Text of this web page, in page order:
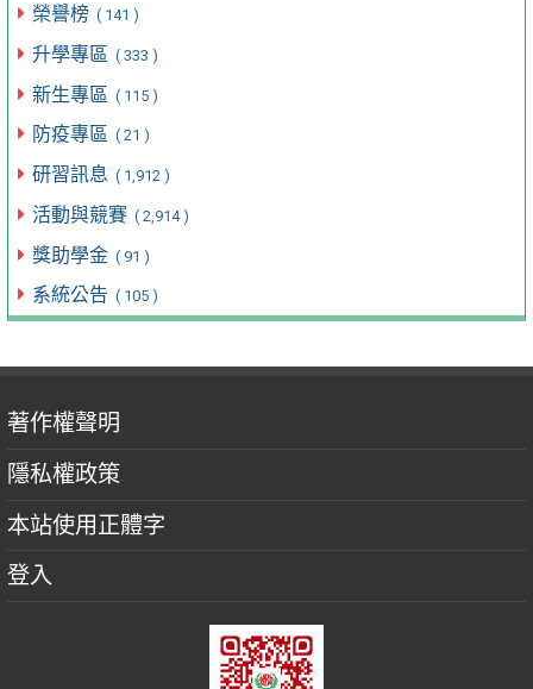
榮譽榜 ( 141 )
升學專區 ( 333 )
新生專區 ( 115 )
防疫專區 ( 21 )
研習訊息 ( 1,912 )
活動與競賽 ( 2,914 )
獎助學金 ( 91 )
系統公告 ( 105 )
著作權聲明
隱私權政策
本站使用正體字
登入